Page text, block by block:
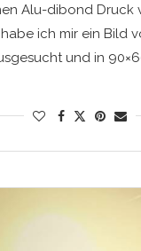
Alu-dibond Druck
ich mir ein Bild
und in